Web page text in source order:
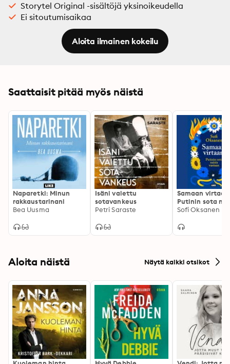
Storytel Original -sisältöjä yksinoikeudella
Ei sitoutumisaikaa
Aloita ilmainen kokeilu
Saattaisit pitää myös näistä
Naparetki: Minun
rakkaustarinani
Bea Uusma
Isäni vaiettu
sotavankeus
Petri Saraste
Samaan virtaan
Putinin sota
vastaan
Sofi Oksanen
Aloita näistä Näytä kaikki otsikot